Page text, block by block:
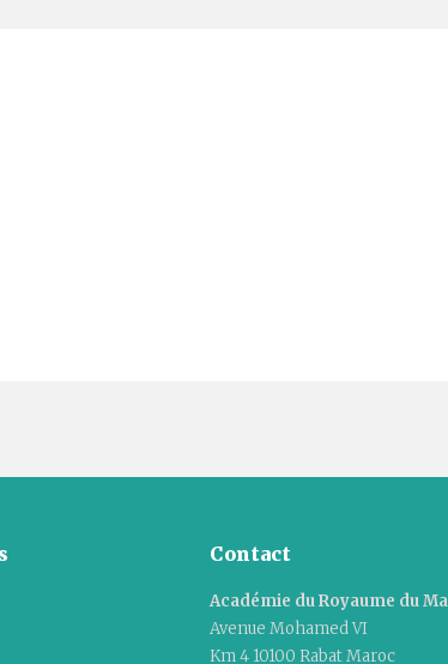
Contact
Académie du Royaume du
Avenue Mohamed VI
Km 4 10100 Rabat Maroc